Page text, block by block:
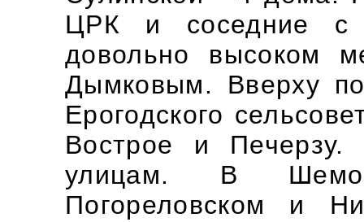
ЦРК и соседние с
довольно высоком
Дымковым. Вверху
Ерогодского
Вострое и
улицам. В
Погореловском и